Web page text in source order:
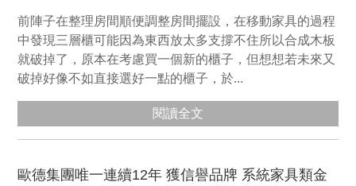
前陣子在整理房間順便調整房間擺設，在移動家具的過程
中發現三層櫃可能因為東西放太多支撐不住所以合成木板
就破掉了，原本在考慮買一個新的櫃子，但想想若未來又
破掉好像不如直接選好一點的櫃子，於...
閱讀全文
歐德集團唯一連續12年 獲信譽品牌 系統家具類金